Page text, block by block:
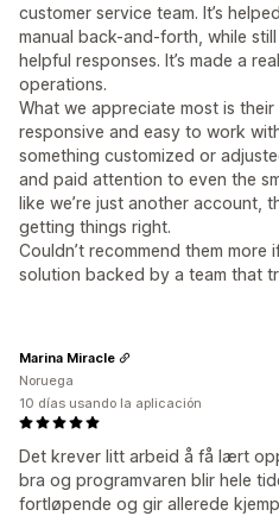
customer service team. It’s
manual back-and-forth, while
helpful responses. It’s made a
operations.
What we appreciate most is their
responsive and easy to work
something customized or
and paid attention to even the
like we’re just another account,
getting things right.
Couldn’t recommend them more
solution backed by a team that
Det krever litt arbeid å få lært
bra og programvaren blir hele
fortløpende og gir allerede
Marina Miracle
Noruega
10 días usando la aplicación